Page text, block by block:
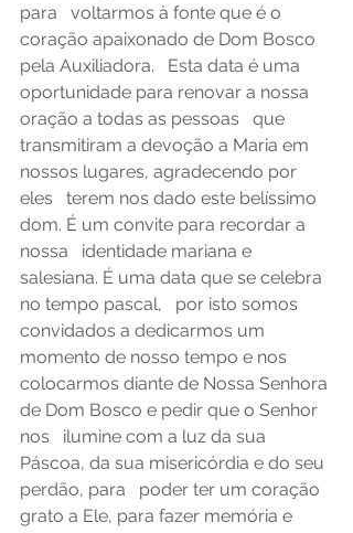
para   voltarmos à fonte que é o
coração apaixonado de Dom Bosco
pela Auxiliadora.   Esta data é uma
oportunidade para renovar a nossa
oração a todas as pessoas   que
transmitiram a devoção a Maria em
nossos lugares, agradecendo por
eles   terem nos dado este belíssimo
dom. É um convite para recordar a
nossa   identidade mariana e
salesiana. É uma data que se celebra
no tempo pascal,   por isto somos
convidados a dedicarmos um
momento de nosso tempo e nos
colocarmos diante de Nossa Senhora
de Dom Bosco e pedir que o Senhor
nos   ilumine com a luz da sua
Páscoa, da sua misericórdia e do seu
perdão, para   poder ter um coração
grato a Ele, para fazer memória e